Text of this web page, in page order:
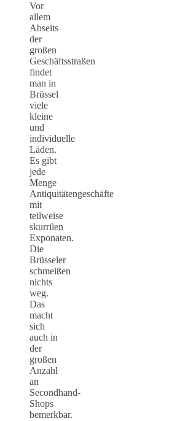
Vor
allem
Abseits
der
großen
Geschäftsstraßen
findet
man in
Brüssel
viele
kleine
und
individuelle
Läden.
Es gibt
jede
Menge
Antiquitätengeschäfte
mit
teilweise
skurrilen
Exponaten.
Die
Brüsseler
schmeißen
nichts
weg.
Das
macht
sich
auch in
der
großen
Anzahl
an
Secondhand-
Shops
bemerkbar.